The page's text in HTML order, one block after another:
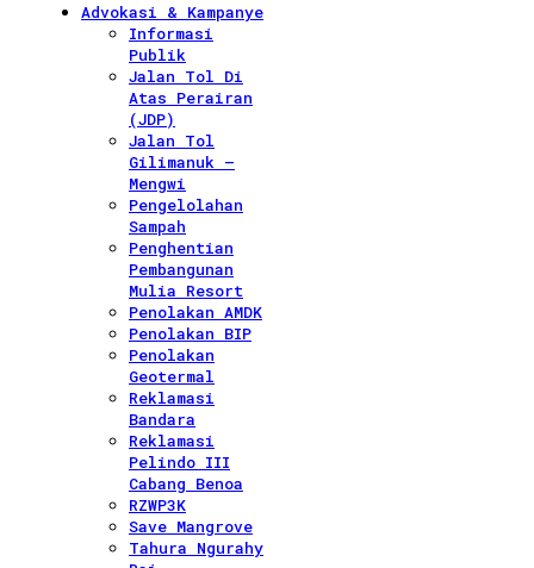
Advokasi & Kampanye
Informasi
Publik
Jalan Tol Di
Atas Perairan
(JDP)
Jalan Tol
Gilimanuk –
Mengwi
Pengelolahan
Sampah
Penghentian
Pembangunan
Mulia Resort
Penolakan AMDK
Penolakan BIP
Penolakan
Geotermal
Reklamasi
Bandara
Reklamasi
Pelindo III
Cabang Benoa
RZWP3K
Save Mangrove
Tahura Ngurahy